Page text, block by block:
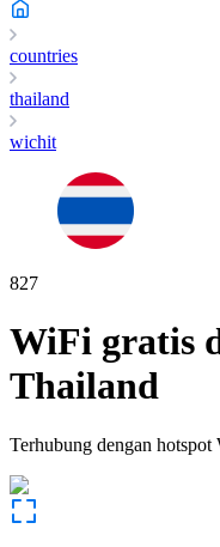
countries
thailand
wichit
827
WiFi gratis
Thailand
Terhubung dengan